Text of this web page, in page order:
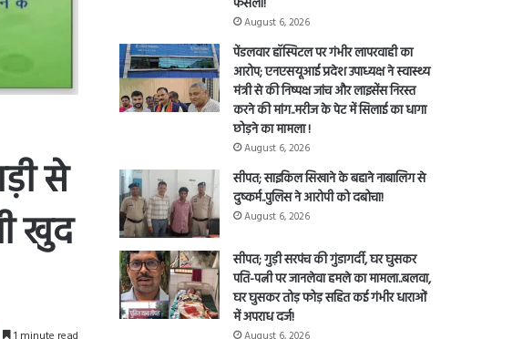
से
खुद
August 6, 2026
पेंडलवार हॉस्पिटल पर गंभीर लापरवाही का
आरोप; एनएसयूआई प्रदेश उपाध्यक्ष ने स्वास्थ्य
मंत्री से की निष्पक्ष जांच और लाइसेंस निरस्त
करने की मांग..मरीज के पेट में सिलाई का धागा
छोड़ने का मामला !
August 6, 2026
सीपत; साइकिल सिखाने के बहाने नाबालिग से
दुष्कर्म..पुलिस ने आरोपी को दबोचा!
August 6, 2026
सीपत; गुड़ी सरपंच की गुंडागर्दी, घर घुसकर
पति-पत्नी पर जानलेवा हमले का मामला..बलवा,
घर घुसकर तोड़ फोड़ सहित कई गंभीर धाराओं
में अपराध दर्ज!